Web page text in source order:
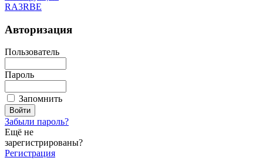
RA3RBE
Авторизация
Пользователь
Пароль
Запомнить
Забыли пароль?
Ещё не
зарегистрированы?
Регистрация